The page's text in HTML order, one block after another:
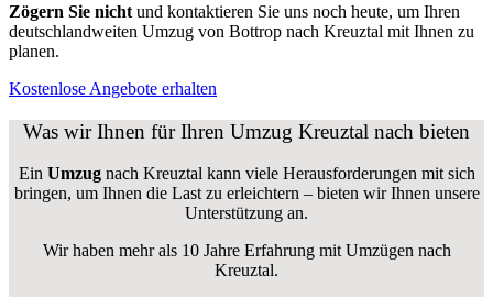
Zögern Sie nicht und kontaktieren Sie uns noch heute, um Ihren
deutschlandweiten Umzug von Bottrop nach Kreuztal mit Ihnen zu
planen.
Kostenlose Angebote erhalten
Was wir Ihnen für Ihren Umzug Kreuztal nach bieten
Ein Umzugnach Kreuztal kann viele Herausforderungen mit sich
bringen, um Ihnen die Last zu erleichtern – bieten wir Ihnen unsere
Unterstützung an.
Wir haben mehr als 10 Jahre Erfahrung mit Umzügen nach
Kreuztal.